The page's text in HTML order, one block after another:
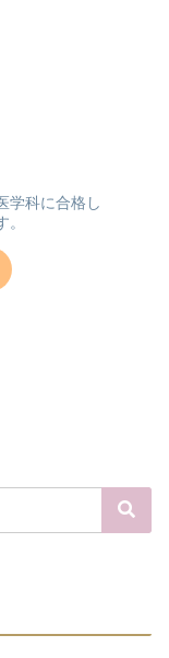
学科に合格し